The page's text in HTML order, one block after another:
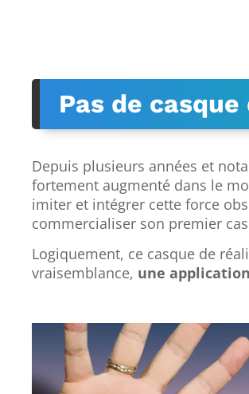
Pas de casque
Depuis plusieurs années et
fortement augmenté dans le
imiter et intégrer cette force
commercialiser son premier
Logiquement, ce casque de
vraisemblance, une